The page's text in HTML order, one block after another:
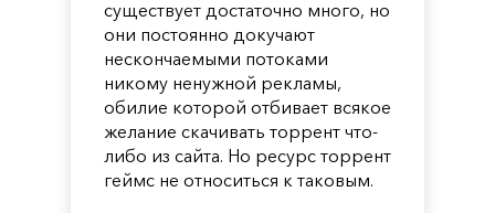
существует достаточно много, но
они постоянно докучают
нескончаемыми потоками
никому ненужной рекламы,
обилие которой отбивает всякое
желание скачивать торрент что-
либо из сайта. Но ресурс торрент
геймс не относиться к таковым.